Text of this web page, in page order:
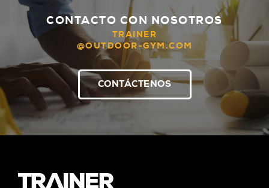
CONTACTO CON NOSOTROS
TRAINER
@OUTDOOR-GYM.COM
CONTÁCTENOS